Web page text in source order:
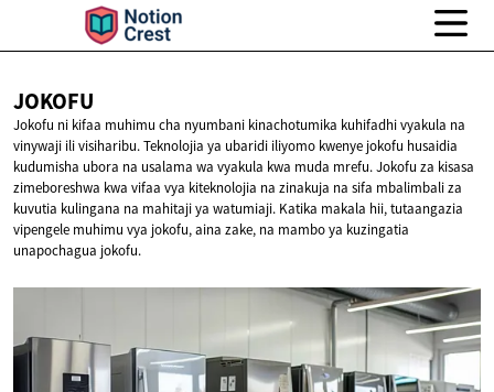
JOKOFU
Jokofu ni kifaa muhimu cha nyumbani kinachotumika kuhifadhi vyakula na
vinywaji ili visiharibu. Teknolojia ya ubaridi iliyomo kwenye jokofu husaidia
kudumisha ubora na usalama wa vyakula kwa muda mrefu. Jokofu za kisasa
zimeboreshwa kwa vifaa vya kiteknolojia na zinakuja na sifa mbalimbali za
kuvutia kulingana na mahitaji ya watumiaji. Katika makala hii, tutaangazia
vipengele muhimu vya jokofu, aina zake, na mambo ya kuzingatia
unapochagua jokofu.